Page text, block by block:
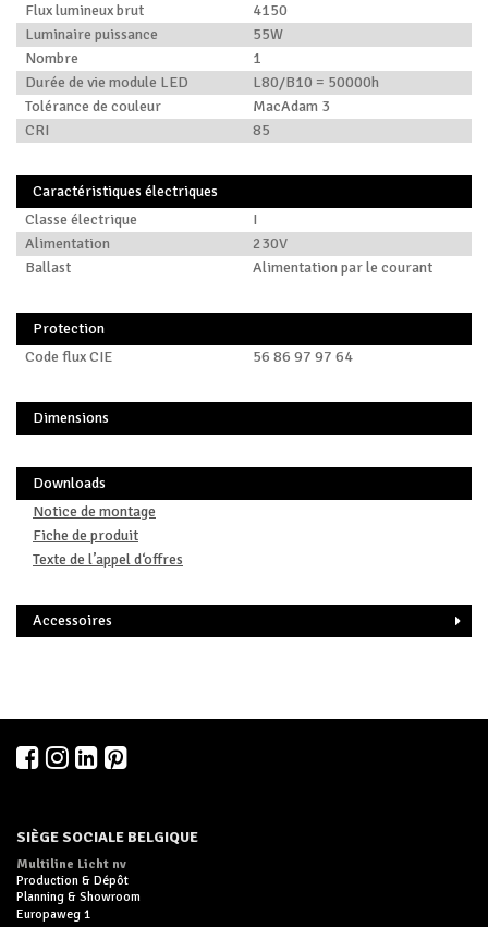
Flux lumineux brut
4150
Luminaire puissance
55W
Nombre
1
Durée de vie module LED
L80/B10 = 50000h
Tolérance de couleur
MacAdam 3
CRI
85
Caractéristiques électriques
Classe électrique
I
Alimentation
230V
Ballast
Alimentation par le courant
Protection
Code flux CIE
56 86 97 97 64
Dimensions
Downloads
Notice de montage
Fiche de produit
Texte de l’appel d‘offres
Accessoires
SIÈGE SOCIALE BELGIQUE
Multiline Licht nv
Production & Dépôt
Planning & Showroom
Europaweg 1